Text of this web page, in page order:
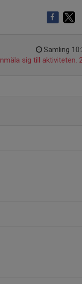
Samling
sig till aktiviteten.